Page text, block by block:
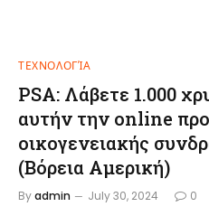
ΤΕΧΝΟΛΟΓΊΑ
PSA: Λάβετε 1.000
αυτήν την online
οικογενειακής
(Βόρεια Αμερική)
Byadmin July 30, 2024 0